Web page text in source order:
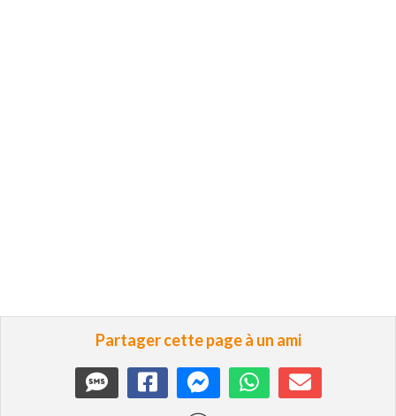
Partager cette page à un ami